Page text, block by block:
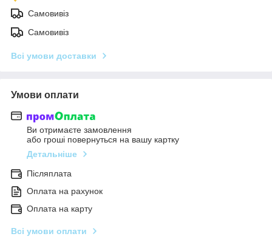
Самовивіз
Самовивіз
Всі умови доставки
Умови оплати
Ви отримаєте замовлення
або гроші повернуться на вашу картку
Детальніше
Післяплата
Оплата на рахунок
Оплата на карту
Всі умови оплати